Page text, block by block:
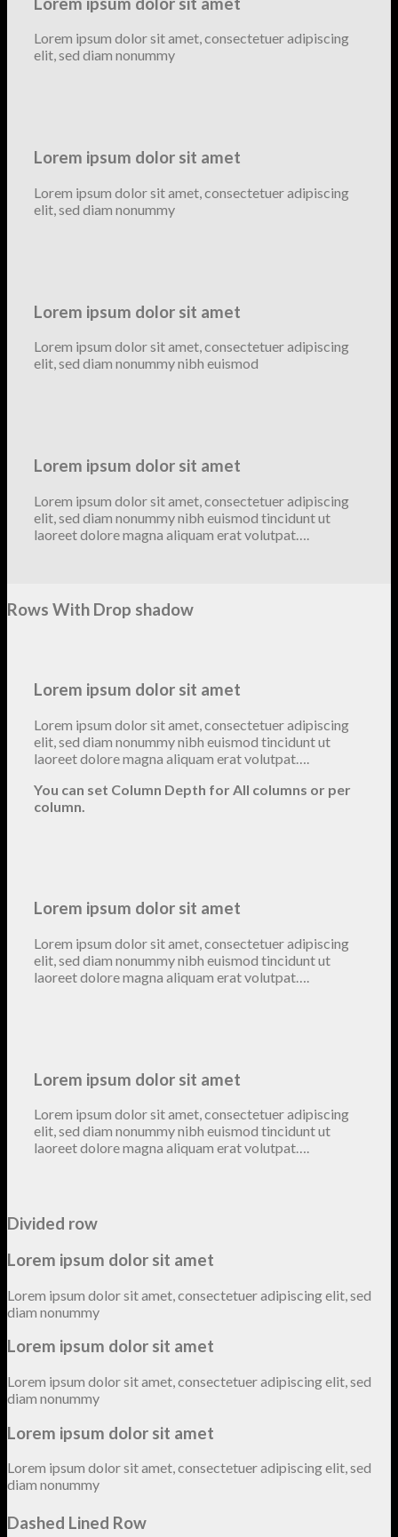
Lorem ipsum dolor sit amet, consectetuer adipiscing
elit, sed diam nonummy
Lorem ipsum dolor sit amet
Lorem ipsum dolor sit amet, consectetuer adipiscing
elit, sed diam nonummy
Lorem ipsum dolor sit amet
Lorem ipsum dolor sit amet, consectetuer adipiscing
elit, sed diam nonummy nibh euismod
Lorem ipsum dolor sit amet
Lorem ipsum dolor sit amet, consectetuer adipiscing
elit, sed diam nonummy nibh euismod tincidunt ut
laoreet dolore magna aliquam erat volutpat….
Rows With Drop shadow
Lorem ipsum dolor sit amet
Lorem ipsum dolor sit amet, consectetuer adipiscing
elit, sed diam nonummy nibh euismod tincidunt ut
laoreet dolore magna aliquam erat volutpat….
You can set Column Depth for All columns or per
column.
Lorem ipsum dolor sit amet
Lorem ipsum dolor sit amet, consectetuer adipiscing
elit, sed diam nonummy nibh euismod tincidunt ut
laoreet dolore magna aliquam erat volutpat….
Lorem ipsum dolor sit amet
Lorem ipsum dolor sit amet, consectetuer adipiscing
elit, sed diam nonummy nibh euismod tincidunt ut
laoreet dolore magna aliquam erat volutpat….
Divided row
Lorem ipsum dolor sit amet
Lorem ipsum dolor sit amet, consectetuer adipiscing elit, sed
diam nonummy
Lorem ipsum dolor sit amet
Lorem ipsum dolor sit amet, consectetuer adipiscing elit, sed
diam nonummy
Lorem ipsum dolor sit amet
Lorem ipsum dolor sit amet, consectetuer adipiscing elit, sed
diam nonummy
Dashed Lined Row